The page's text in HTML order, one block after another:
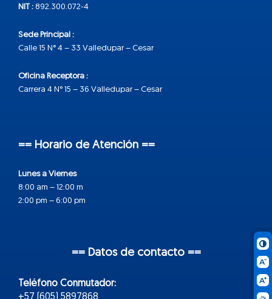
NIT : 892.300.072-4
Sede Principal :
Calle 15 N° 4 – 33 Valledupar – Cesar
Oficina Receptora :
Carrera 4 N° 15 – 36 Valledupar – Cesar
== Horario de Atención ==
Lunes a Viernes
8:00 am – 12:00 m
2:00 pm – 6:00 pm
== Datos de contacto ==
Teléfono Conmutador:
+57 (605) 5897868